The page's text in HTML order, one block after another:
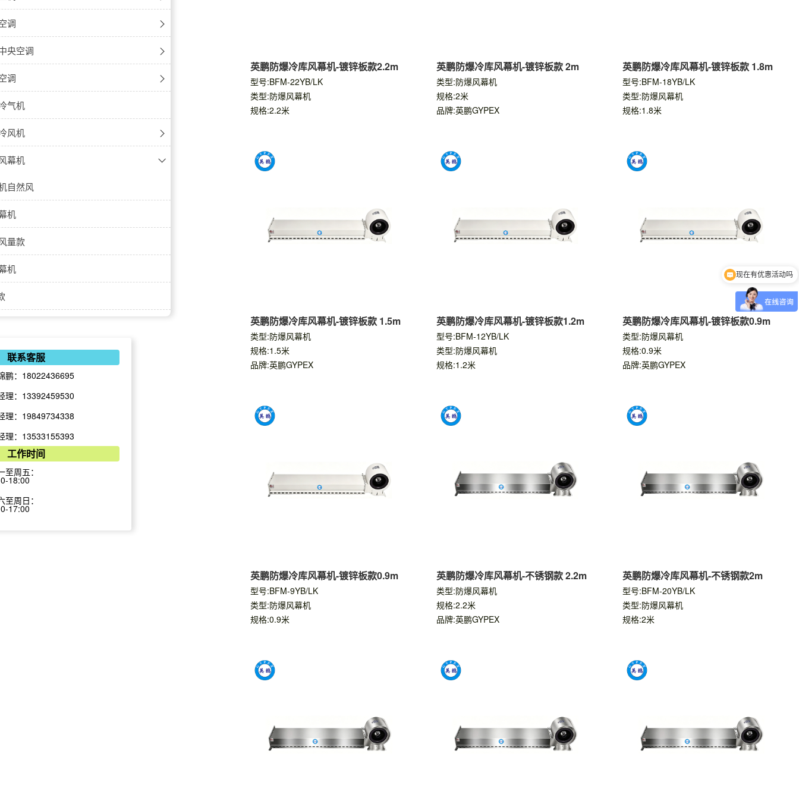
联系客服
鹏：18022436695
理：13392459530
理：19849734338
理：13533155393
工作时间
至周五：
18:00
至周日：
17:00
调
湿机
除湿机
机
湿机
湿机
降温除湿机
降温除湿机
除湿机
除湿机
湿机组
湿机
机
除湿机
降温除湿机
降温除湿机
调温除湿机
器
湿机
器
加湿器
湿器
雾加湿器
挂式
柜式
花机
管机
式空调
温型
调
调
挂式
柜式
花式
管式
式
央空调
内机
内机
内机
内机
座吊式内机
外机
调
气机
风机
机
机
量
幕机
自然风
机
量款
机
机
吊扇
调
密空调
湿机组空调-立柜式
库机组
英鹏防爆冷库风幕机-镀锌板款2.2m
型号:BFM-22YB/LK
类型:防爆风幕机
规格:2.2米
英鹏防爆冷库风幕机-镀锌板款 2m
类型:防爆风幕机
规格:2米
品牌:英鹏GYPEX
英鹏防爆冷库风幕机-镀锌板款 1.8m
型号:BFM-18YB/LK
类型:防爆风幕机
规格:1.8米
英鹏防爆冷库风幕机-镀锌板款 1.5m
类型:防爆风幕机
规格:1.5米
品牌:英鹏GYPEX
英鹏防爆冷库风幕机-镀锌板款1.2m
型号:BFM-12YB/LK
类型:防爆风幕机
规格:1.2米
英鹏防爆冷库风幕机-镀锌板款0.9m
类型:防爆风幕机
规格:0.9米
品牌:英鹏GYPEX
英鹏防爆冷库风幕机-镀锌板款0.9m
型号:BFM-9YB/LK
类型:防爆风幕机
规格:0.9米
英鹏防爆冷库风幕机-不锈钢款 2.2m
类型:防爆风幕机
规格:2.2米
品牌:英鹏GYPEX
英鹏防爆冷库风幕机-不锈钢款2m
型号:BFM-20YB/LK
类型:防爆风幕机
规格:2米
现在有优惠活动吗